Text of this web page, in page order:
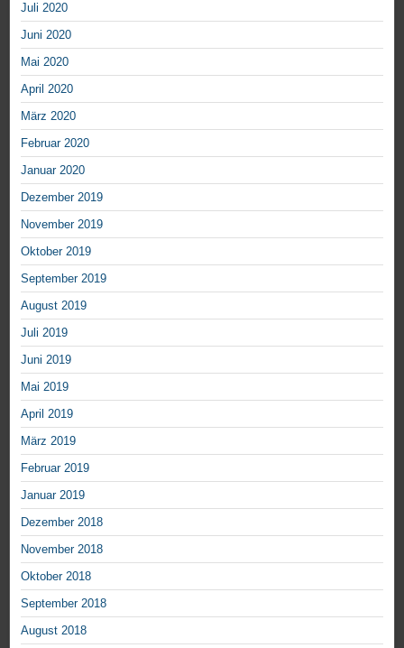
Juli 2020
Juni 2020
Mai 2020
April 2020
März 2020
Februar 2020
Januar 2020
Dezember 2019
November 2019
Oktober 2019
September 2019
August 2019
Juli 2019
Juni 2019
Mai 2019
April 2019
März 2019
Februar 2019
Januar 2019
Dezember 2018
November 2018
Oktober 2018
September 2018
August 2018